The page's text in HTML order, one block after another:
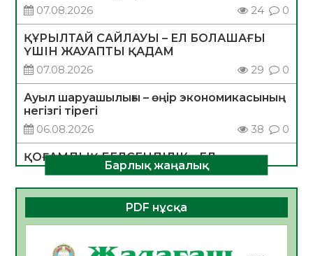
07.08.2026
24 0
ҚҰРЫЛТАЙ САЙЛАУЫ – ЕЛ БОЛАШАҒЫ
ҮШІН ЖАУАПТЫ ҚАДАМ
07.08.2026
29 0
Ауыл шаруашылығы – өңір экономикасының
негізгі тірегі
06.08.2026
38 0
ҚОҒАМДЫҚ БЕЛСЕНДІЛІК – ЕЛ
ДАМУЫНЫҢ НЕГІЗІ
06.08.2026
35 0
ҚҰРЫЛТАЙ САЙЛАУЫ – БОЛАШАҚҚА
06.08.2026
Барлық жаңалық
PDF нұсқа